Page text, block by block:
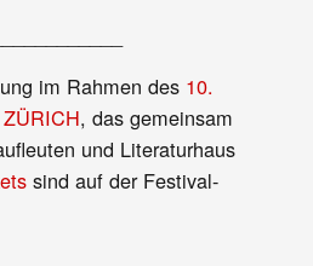
im Rahmen des 10.
, das gemeinsam
und Literaturhaus
sind auf der Festival-